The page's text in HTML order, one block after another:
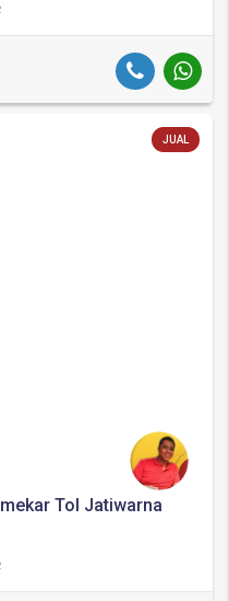
JUAL
Tol Jatiwarna